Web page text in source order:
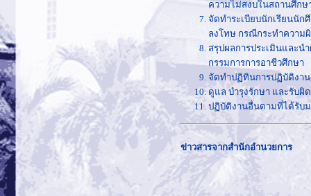
ความไม่สงบในสถานศึกษ
จัดทำระเบียบนักเรียนนั
ลงโทษ กรณีกระทำความ
สรุปผลการประเมินและน
กรรมการการอาชีวศึกษา
จัดทำปฏิทินการปฏิบัติงาน
ดูแล บำรุงรักษา และรับ
ปฏิบัติงานอื่นตามที่ได้รับ
ข่าวสารจากสำนักอำนวยการ